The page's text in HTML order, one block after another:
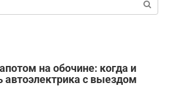
на обочине: когда и
с выездом